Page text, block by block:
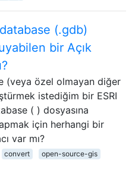
(.gdb)
bir Açık
(veya özel olmayan diğer
istediğim bir ESRI
( ) dosyasına
için herhangi bir
var mı?
convert
open-source-gis